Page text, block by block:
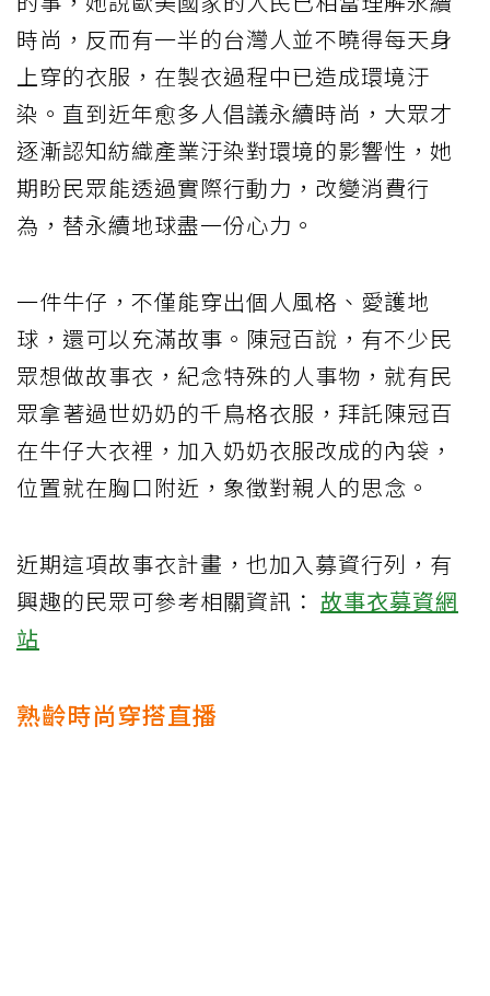
時尚，反而有一半的台灣人並不曉得每天身
上穿的衣服，在製衣過程中已造成環境汙
染。直到近年愈多人倡議永續時尚，大眾才
逐漸認知紡織產業汙染對環境的影響性，她
期盼民眾能透過實際行動力，改變消費行
為，替永續地球盡一份心力。
一件牛仔，不僅能穿出個人風格、愛護地
球，還可以充滿故事。陳冠百說，有不少民
眾想做故事衣，紀念特殊的人事物，就有民
眾拿著過世奶奶的千鳥格衣服，拜託陳冠百
在牛仔大衣裡，加入奶奶衣服改成的內袋，
位置就在胸口附近，象徵對親人的思念。
近期這項故事衣計畫，也加入募資行列，有
興趣的民眾可參考相關資訊： 故事衣募資網
站
熟齡時尚穿搭直播